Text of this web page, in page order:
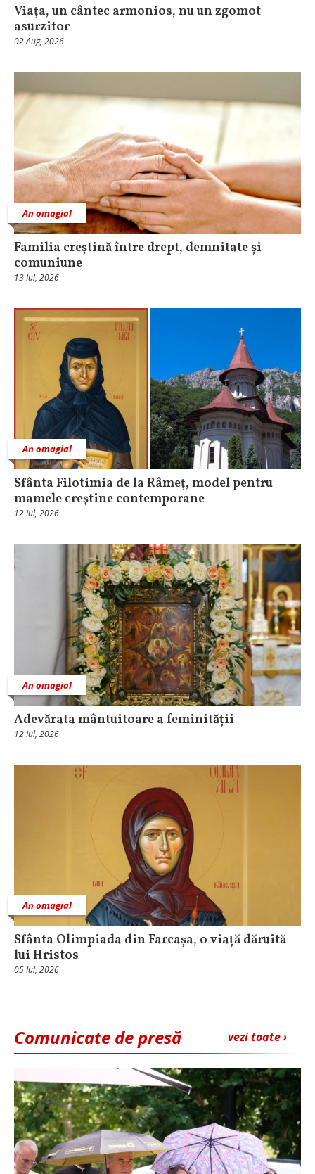
Viaţa, un cântec armonios, nu un zgomot
asurzitor
02 Aug, 2026
An omagial
Familia creștină între drept, demnitate și
comuniune
13 Iul, 2026
An omagial
Sfânta Filotimia de la Râmeţ, model pentru
mamele creştine contemporane
12 Iul, 2026
An omagial
Adevărata mântuitoare a feminității
12 Iul, 2026
An omagial
Sfânta Olimpiada din Farcașa, o viață dăruită
lui Hristos
05 Iul, 2026
vezi toate ›
Comunicate de presă